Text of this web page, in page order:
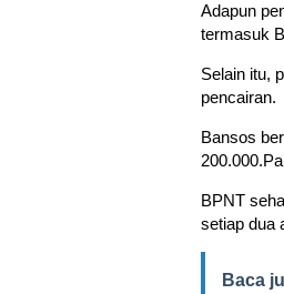
Adapun
termasuk
Selain itu,
pencairan.
Bansos
BPNT
setiap dua
Baca